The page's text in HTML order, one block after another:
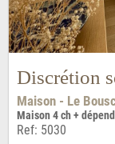
Discrétion
Maison - Le
Maison 4 ch +
Ref: 5030